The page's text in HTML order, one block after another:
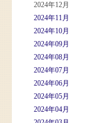
2024年12月
2024年11月
2024年10月
2024年09月
2024年08月
2024年07月
2024年06月
2024年05月
2024年04月